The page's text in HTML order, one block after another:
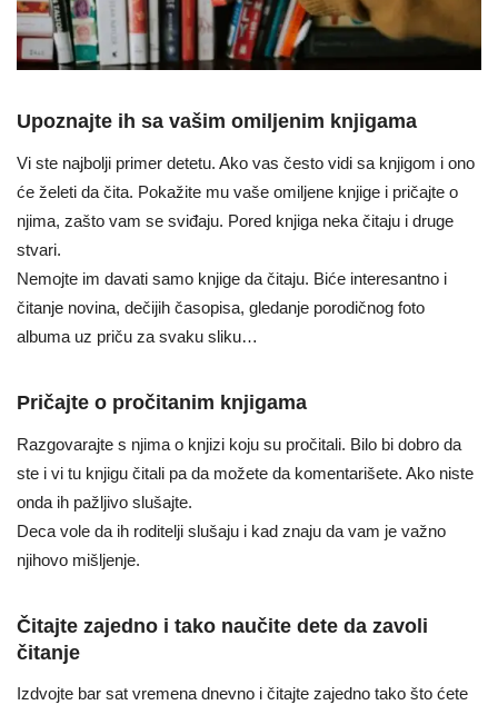
Upoznajte ih sa vašim omiljenim knjigama
Vi ste najbolji primer detetu. Ako vas često vidi sa knjigom i ono
će želeti da čita. Pokažite mu vaše omiljene knjige i pričajte o
njima, zašto vam se sviđaju. Pored knjiga neka čitaju i druge
stvari.
Nemojte im davati samo knjige da čitaju. Biće interesantno i
čitanje novina, dečijih časopisa, gledanje porodičnog foto
albuma uz priču za svaku sliku…
Pričajte o pročitanim knjigama
Razgovarajte s njima o knjizi koju su pročitali. Bilo bi dobro da
ste i vi tu knjigu čitali pa da možete da komentarišete. Ako niste
onda ih pažljivo slušajte.
Deca vole da ih roditelji slušaju i kad znaju da vam je važno
njihovo mišljenje.
Čitajte zajedno i tako naučite dete da zavoli
čitanje
Izdvojte bar sat vremena dnevno i čitajte zajedno tako što ćete